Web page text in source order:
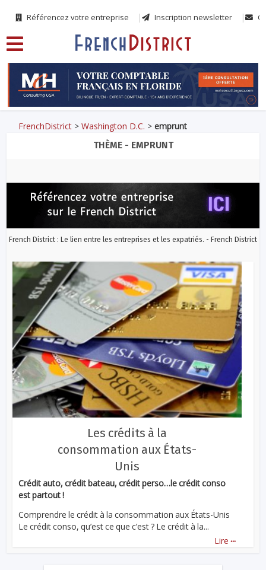
Référencez votre entreprise Inscription newsletter
FrenchDistrict >Washington D.C. >emprunt
THÈME - EMPRUNT
French District : Le lien entre les entreprises et les expatriés. - French District
Les crédits à la
consommation aux États-
Unis
Crédit auto, crédit bateau, crédit perso…le crédit conso
est partout !
Comprendre le crédit à la consommation aux États-Unis
Le crédit conso, qu’est ce que c’est ? Le crédit à la...
Lire ...